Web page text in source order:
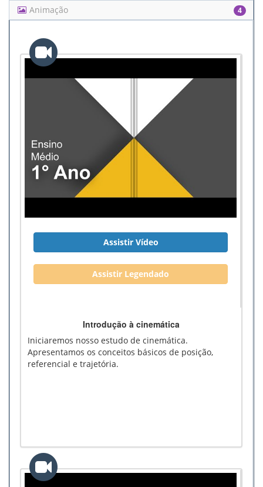
Animação 4
Assistir Vídeo
Assistir Legendado
Introdução à cinemática
Iniciaremos nosso estudo de cinemática.
Apresentamos os conceitos básicos de posição,
referencial e trajetória.